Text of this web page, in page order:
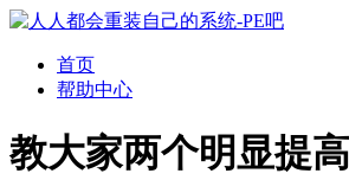
首页
帮助中心
教大家两个明显提